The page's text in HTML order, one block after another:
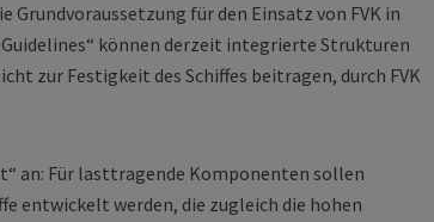
Grundvoraussetzung für den Einsatz von FVK in
Guidelines“ können derzeit integrierte Strukturen
zur Festigkeit des Schiffes beitragen, durch FVK
an: Für lasttragende Komponenten sollen
entwickelt werden, die zugleich die hohen